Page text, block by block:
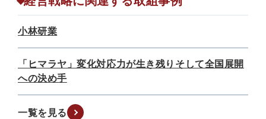
小林研業
「ヒマラヤ」変化対応力が生き残りそして全国展開
への決め手
一覧を見る